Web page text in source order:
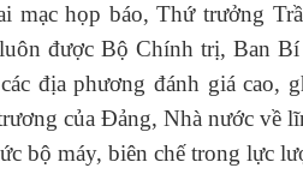
mạc họp báo, Thứ trưởng
được Bộ Chính trị, Ban
địa phương đánh giá cao,
của Đảng, Nhà nước về
bộ máy, biên chế trong lực